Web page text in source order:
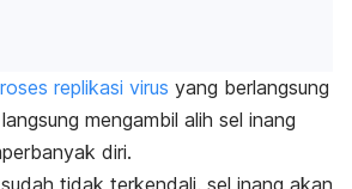
replikasi virus yang berlangsung
mengambil alih sel inang
diri.
tidak terkendali, sel inang akan